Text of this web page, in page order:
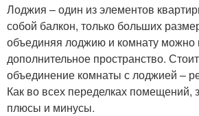
Лоджия – один из элементов
собой балкон, только больших
объединяя лоджию и комнату можно
дополнительное пространство.
объединение комнаты с лоджией –
Как во всех переделках помещений,
плюсы и минусы.